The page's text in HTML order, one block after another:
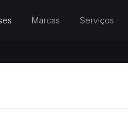
Marcas Serviços